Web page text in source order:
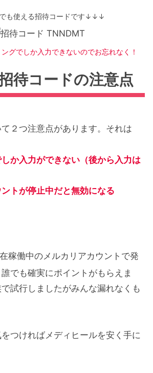
も使える招待コードです↓↓↓
グでしか入力できないのでお忘れなく！
招待コードの注意点
２つ注意点があります。それは
しか入力ができない（後から入力は
ントが停止中だと無効になる
稼働中のメルカリアカウントで発
でも確実にポイントがもらえま
試行しましたがみんな漏れなくも
つければメディヒールを安く手に